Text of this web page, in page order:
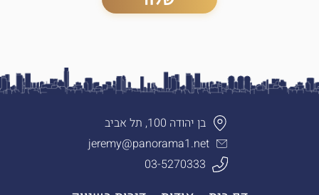
בן יהודה 100, תל אביב
jeremy@panorama1.net
03-5270333